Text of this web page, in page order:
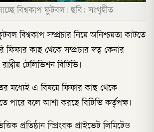
বিশ্বকাপ ফুটবল। ছবি: সংগৃহীত
বিশ্বকাপ সম্প্রচার নিয়ে অনিশ্চয়তা কাটতে
কাছ থেকে সম্প্রচার স্বত্ব কেনার
টেলিভিশন বিটিভি।
মধ্যেই এ বিষয়ে ফিফার কাছ থেকে
পারে বলে আশা করছে বিটিভি কর্তৃপক্ষ।
প্রতিষ্ঠান স্প্রিংবক প্রাইভেট লিমিটেড